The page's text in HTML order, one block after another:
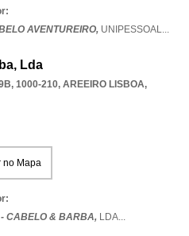
AVENTUREIRO, UNIPESSOAL...
Lda
1000-210, AREEIRO LISBOA,
no Mapa
CABELO & BARBA, LDA...